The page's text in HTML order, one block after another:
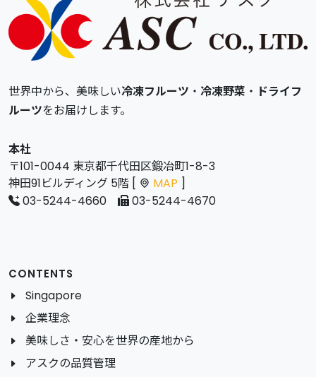
世界中から、美味しい冷凍フルーツ ・ 冷凍野菜 ・ ドライフ
ルーツをお届けします。
本社
〒101-0044 東京都千代田区鍛冶町1-8-3
神田91ビルディング 5階 [
MAP ]
03-5244-4660
03-5244-4670
CONTENTS
Singapore
企業理念
美味しさ・安心を世界の産地から
アスクの品質管理